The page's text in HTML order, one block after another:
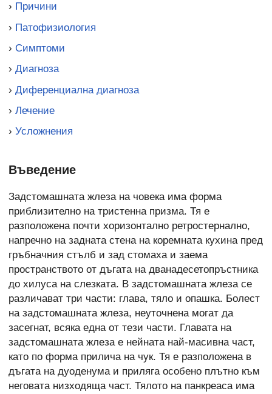
› Причини
› Патофизиология
› Симптоми
› Диагноза
› Диференциална диагноза
› Лечение
› Усложнения
Въведение
Задстомашната жлеза на човека има форма
приблизително на тристенна призма. Тя е
разположена почти хоризонтално ретростернално,
напречно на задната стена на коремната кухина пред
гръбначния стълб и зад стомаха и заема
пространството от дъгата на дванадесетопръстника
до хилуса на слезката. В задстомашната жлеза се
различават три части: глава, тяло и опашка. Болест
на задстомашната жлеза, неуточнена могат да
засегнат, всяка една от тези части. Главата на
задстомашната жлеза е нейната най-масивна част,
като по форма прилича на чук. Тя е разположена в
дъгата на дуоденума и приляга особено плътно към
неговата низходяща част. Тялото на панкреаса има